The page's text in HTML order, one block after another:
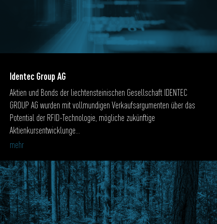
Identec Group AG
Aktien und Bonds der liechtensteinischen Gesellschaft IDENTEC
GROUP AG wurden mit vollmundigen Verkaufsargumenten über das
Potential der RFID-Technologie, mögliche zukünftige
Aktienkursentwicklunge...
mehr